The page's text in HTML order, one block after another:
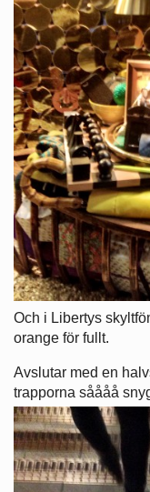
Och i Libertys
orange för fullt.
Avslutar med en
trapporna såååå